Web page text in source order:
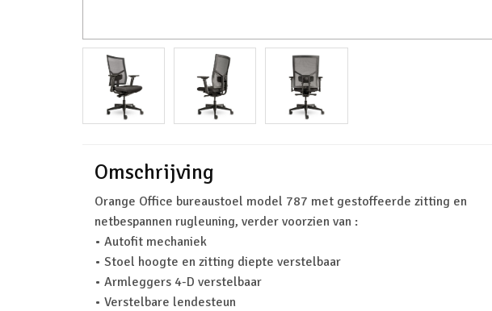
Omschrijving
Orange Office bureaustoel model 787 met gestoffeerde zitting en
netbespannen rugleuning, verder voorzien van :
• Autofit mechaniek
• Stoel hoogte en zitting diepte verstelbaar
• Armleggers 4-D verstelbaar
• Verstelbare lendesteun